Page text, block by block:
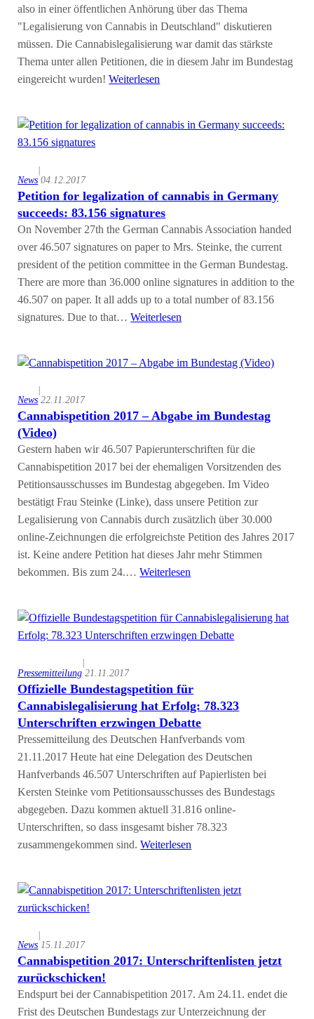
also in einer öffentlichen Anhörung über das Thema
"Legalisierung von Cannabis in Deutschland" diskutieren
müssen. Die Cannabislegalisierung war damit das stärkste
Thema unter allen Petitionen, die in diesem Jahr im Bundestag
eingereicht wurden!Weiterlesen
News
|
04.12.2017
Petition for legalization of cannabis in Germany
succeeds: 83.156 signatures
On November 27th the German Cannabis Association handed
over 46.507 signatures on paper to Mrs. Steinke, the current
president of the petition committee in the German Bundestag.
There are more than 36.000 online signatures in addition to the
46.507 on paper. It all adds up to a total number of 83.156
signatures. Due to that…Weiterlesen
News
|
22.11.2017
Cannabispetition 2017 – Abgabe im Bundestag
(Video)
Gestern haben wir 46.507 Papierunterschriften für die
Cannabispetition 2017 bei der ehemaligen Vorsitzenden des
Petitionsausschusses im Bundestag abgegeben. Im Video
bestätigt Frau Steinke (Linke), dass unsere Petition zur
Legalisierung von Cannabis durch zusätzlich über 30.000
online-Zeichnungen die erfolgreichste Petition des Jahres 2017
ist. Keine andere Petition hat dieses Jahr mehr Stimmen
bekommen. Bis zum 24.…Weiterlesen
Pressemitteilung
|
21.11.2017
Offizielle Bundestagspetition für
Cannabislegalisierung hat Erfolg: 78.323
Unterschriften erzwingen Debatte
Pressemitteilung des Deutschen Hanfverbands vom
21.11.2017 Heute hat eine Delegation des Deutschen
Hanfverbands 46.507 Unterschriften auf Papierlisten bei
Kersten Steinke vom Petitionsausschusses des Bundestags
abgegeben. Dazu kommen aktuell 31.816 online-
Unterschriften, so dass insgesamt bisher 78.323
zusammengekommen sind.Weiterlesen
News
|
15.11.2017
Cannabispetition 2017: Unterschriftenlisten jetzt
zurückschicken!
Endspurt bei der Cannabispetition 2017. Am 24.11. endet die
Frist des Deutschen Bundestags zur Unterzeichnung der